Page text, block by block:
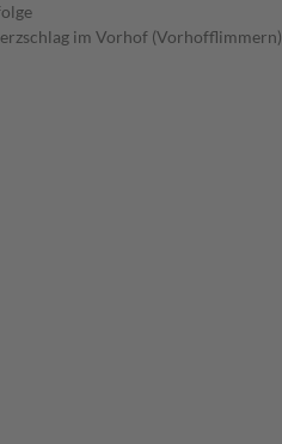
im Vorhof (Vorhofflimmern)